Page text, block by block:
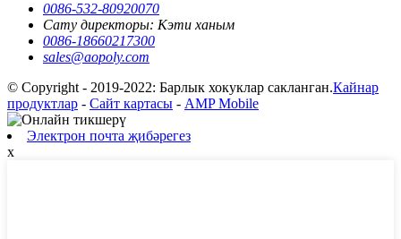
0086-532-80920070
Сату директоры: Кэти ханым
0086-18660217300
sales@aopoly.com
© Copyright - 2019-2022: Барлык хокуклар сакланган.Кайнар
продуктлар - Сайт картасы - AMP Mobile
Электрон почта җибәрегез
x